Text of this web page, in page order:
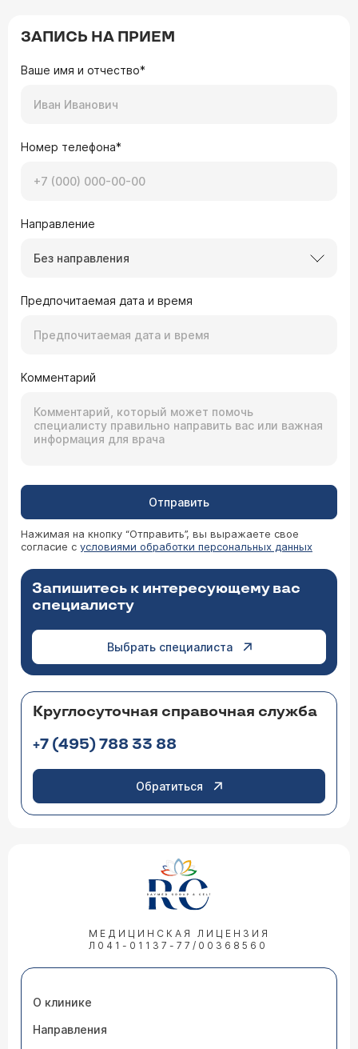
ЗАПИСЬ НА ПРИЕМ
Ваше имя и отчество*
Номер телефона*
Направление
Без направления
Предпочитаемая дата и время
Комментарий
Отправить
Нажимая на кнопку “Отправить”, вы выражаете свое
согласие с условиями обработки персональных данных
Запишитесь к интересующему вас
специалисту
Выбрать специалиста
Круглосуточная справочная служба
+7 (495) 788 33 88
Обратиться
МЕДИЦИНСКАЯ ЛИЦЕНЗИЯ
Л041-01137-77/00368560
О клинике
Направления